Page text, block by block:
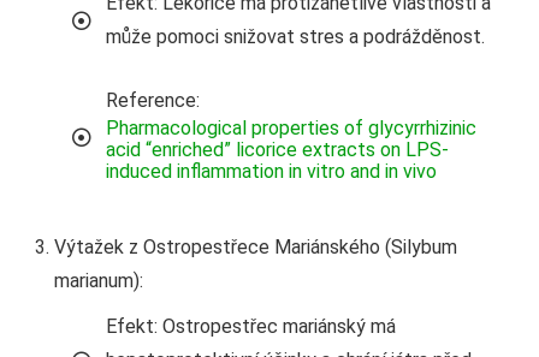
může pomoci snižovat stres a podrážděnost.
Reference:
Pharmacological properties of glycyrrhizinic
acid “enriched” licorice extracts on LPS-
induced inflammation in vitro and in vivo
Výtažek z Ostropestřece Mariánského (Silybum
marianum):
Efekt: Ostropestřec mariánský má